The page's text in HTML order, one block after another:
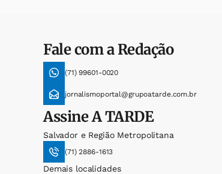
Fale com a Redação
(71) 99601-0020
jornalismoportal@grupoatarde.com.br
AssineA TARDE
Salvador e Região Metropolitana
(71) 2886-1613
Demais localidades